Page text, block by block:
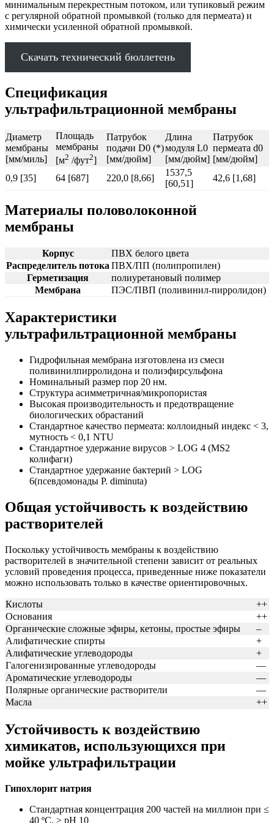
минимальным перекрестным потоком, или тупиковый режим
с регулярной обратной промывкой (только для пермеата) и
химически усиленной обратной промывкой.
Скачать технический бюллетень
Спецификация
ультрафильтрационной мембраны
Диаметр
мембраны
[мм/миль]
Площадь
мембраны
[м2 /фут2]
Патрубок
подачи D0 (*)
[мм/дюйм]
Длина
модуля L0
[мм/дюйм]
Патрубок
пермеата d0
[мм/дюйм]
0,9 [35]
64 [687] 220,0 [8,66]
1537,5
[60,51]
42,6 [1,68]
Материалы половолоконной
мембраны
Корпус
ПВХ белого цвета
Распределитель потока ПВХ/ПП (полипропилен)
Герметизация
полиуретановый полимер
Мембрана
ПЭС/ПВП (поливинил-пирролидон)
Характеристики
ультрафильтрационной мембраны
Гидрофильная мембрана изготовлена из смеси
поливинилпирролидона и полиэфирсульфона
Номинальный размер пор 20 нм.
Структура асимметричная/микропористая
Высокая производительность и предотвращение
биологических обрастаний
Стандартное качество пермеата: коллоидный индекс < 3,
мутность < 0,1 NTU
Стандартное удержание вирусов > LOG 4 (MS2
колифаги)
Стандартное удержание бактерий > LOG
6(псевдомонады P. diminuta)
Общая устойчивость к воздействию
растворителей
Поскольку устойчивость мембраны к воздействию
растворителей в значительной степени зависит от реальных
условий проведения процесса, приведенные ниже показатели
можно использовать только в качестве ориентировочных.
Кислоты
++
Основания
++
Органические сложные эфиры, кетоны, простые эфиры
–
Алифатические спирты
+
Алифатические углеводороды
+
Галогенизированные углеводороды
—
Ароматические углеводороды
—
Полярные органические растворители
—
Масла
++
Устойчивость к воздействию
химикатов, использующихся при
мойке ультрафильтрации
Гипохлорит натрия
Стандартная концентрация 200 частей на миллион при ≤
40 ºC, ≥ pH 10